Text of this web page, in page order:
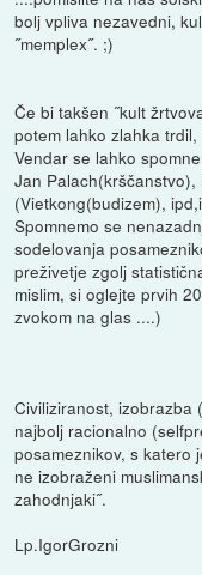
bolj vpliva nezavedni,
˝memplex˝. ;)
Če bi takšen ˝kult
potem lahko zlahka
Vendar se lahko
Jan Palach(krščanstvo),
(Vietkong(budizem),
Spomnemo se
sodelovanja
preživetje zgolj
mislim, si oglejte prvih
zvokom na glas ....)
Civiliziranost, izobrazba
najbolj racionalno
posameznikov, s katero
ne izobraženi
zahodnjaki˝.
Lp.IgorGrozni